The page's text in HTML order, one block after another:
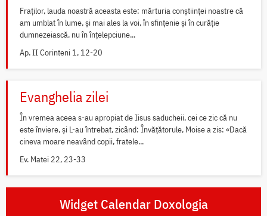
Fraților, lauda noastră aceasta este: mărturia conștiinței noastre că
am umblat în lume, și mai ales la voi, în sfințenie și în curăție
dumnezeiască, nu în înțelepciune...
Ap. II Corinteni 1, 12-20
Evanghelia zilei
În vremea aceea s-au apropiat de Iisus saducheii, cei ce zic că nu
este înviere, și L-au întrebat, zicând: Învățătorule, Moise a zis: «Dacă
cineva moare neavând copii, fratele...
Ev. Matei 22, 23-33
Widget Calendar Doxologia